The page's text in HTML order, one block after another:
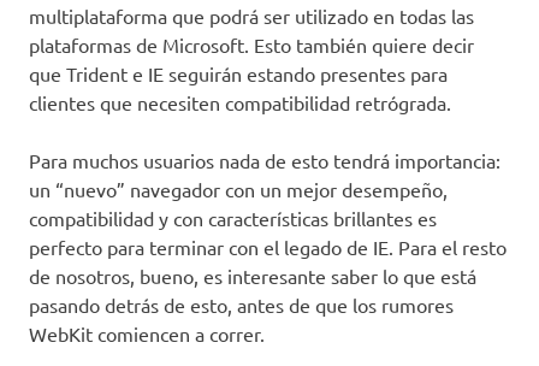
multiplataforma que podrá ser utilizado en todas las
plataformas de Microsoft. Esto también quiere decir
que Trident e IE seguirán estando presentes para
clientes que necesiten compatibilidad retrógrada.
Para muchos usuarios nada de esto tendrá importancia:
un “nuevo” navegador con un mejor desempeño,
compatibilidad y con características brillantes es
perfecto para terminar con el legado de IE. Para el resto
de nosotros, bueno, es interesante saber lo que está
pasando detrás de esto, antes de que los rumores
WebKit comiencen a correr.